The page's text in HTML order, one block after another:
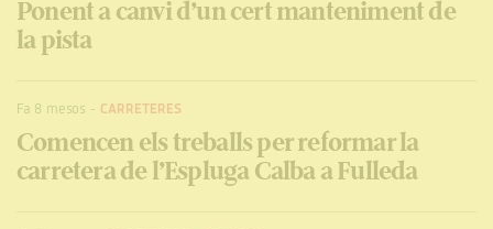
Ponent a canvi d’un cert manteniment de
la pista
Fa 8 mesos - CARRETERES
Comencen els treballs per reformar la
carretera de l’Espluga Calba a Fulleda